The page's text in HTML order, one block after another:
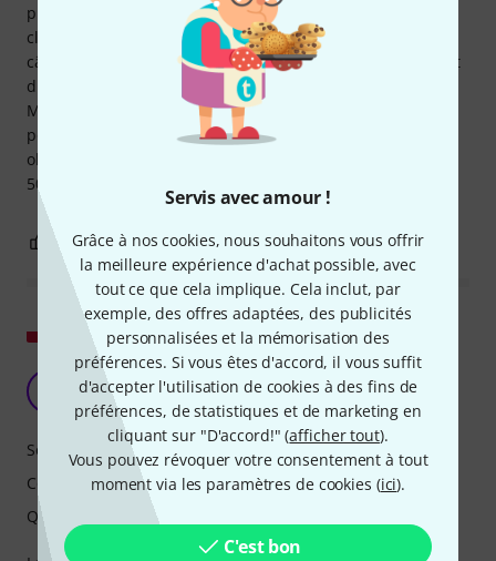
Servis avec amour !
Grâce à nos cookies, nous souhaitons vous offrir
la meilleure expérience d'achat possible, avec
tout ce que cela implique. Cela inclut, par
exemple, des offres adaptées, des publicités
personnalisées et la mémorisation des
préférences. Si vous êtes d'accord, il vous suffit
d'accepter l'utilisation de cookies à des fins de
préférences, de statistiques et de marketing en
cliquant sur "D'accord!" (afficher tout).
Vous pouvez révoquer votre consentement à tout
moment via les paramètres de cookies (ici).
C'est bon
plaisir d'écouter tous les styles de musique avec. Métal,
classique, rock ou pop, il restitue tout sans difficulté. Le
câble est un peu court à mon goût, mais des rallonges sont
disponibles. Il n'est pas non plus gourmand en énergie. Le
Meze fonctionne également très bien avec un téléphone
portable, un iPad ou un lecteur MP3. Mais ce n'est pas son
objectif ; il est plutôt destiné à un usage domestique. Pour
500 €, je le recommande vivement. Merci d'avoir lu.
21 2 SIGNALER L'ÉVALUATION
Afficher l'original
Meze 105 Sliva
Molbri 21.08.2025
Son
Confort
Qualité de fabrication